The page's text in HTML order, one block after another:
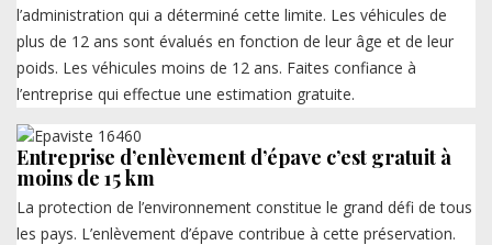
l’administration qui a déterminé cette limite. Les véhicules de
plus de 12 ans sont évalués en fonction de leur âge et de leur
poids. Les véhicules moins de 12 ans. Faites confiance à
l’entreprise qui effectue une estimation gratuite.
Entreprise d’enlèvement d’épave c’est gratuit à
moins de 15 km
La protection de l’environnement constitue le grand défi de tous
les pays. L’enlèvement d’épave contribue à cette préservation.